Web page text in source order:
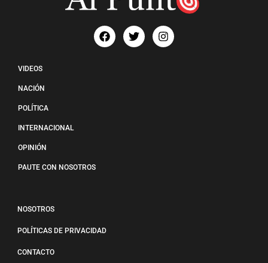
VIDEOS
NACIÓN
POLÍTICA
INTERNACIONAL
OPINIÓN
PAUTE CON NOSOTROS
NOSOTROS
POLÍTICAS DE PRIVACIDAD
CONTACTO